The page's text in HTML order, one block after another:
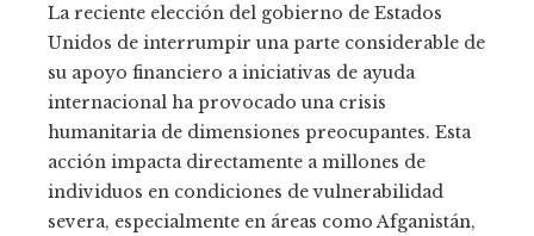
La reciente elección del gobierno de Estados
Unidos de interrumpir una parte considerable de
su apoyo financiero a iniciativas de ayuda
internacional ha provocado una crisis
humanitaria de dimensiones preocupantes. Esta
acción impacta directamente a millones de
individuos en condiciones de vulnerabilidad
severa, especialmente en áreas como Afganistán,